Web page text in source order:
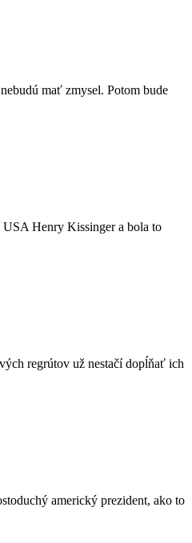
mať zmysel. Potom bude
Henry Kissinger a bola to
regrútov už nestačí dopĺňať ich
americký prezident, ako to